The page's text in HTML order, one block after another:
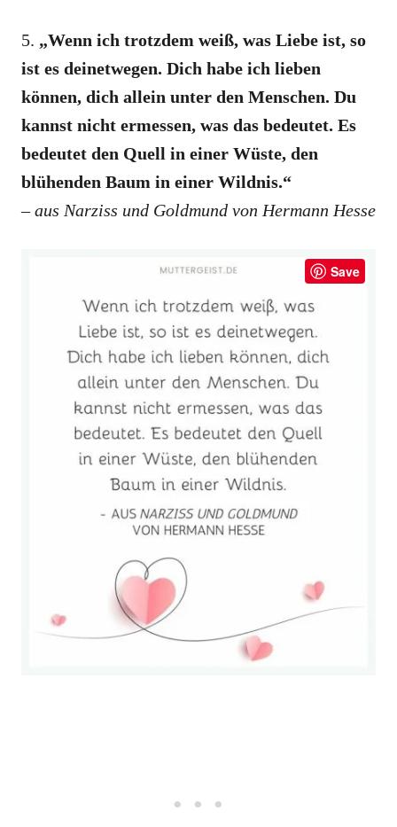
5. „Wenn ich trotzdem weiß, was Liebe ist, so
ist es deinetwegen. Dich habe ich lieben
können, dich allein unter den Menschen. Du
kannst nicht ermessen, was das bedeutet. Es
bedeutet den Quell in einer Wüste, den
blühenden Baum in einer Wildnis.“
– aus Narziss und Goldmund von Hermann Hesse
Save